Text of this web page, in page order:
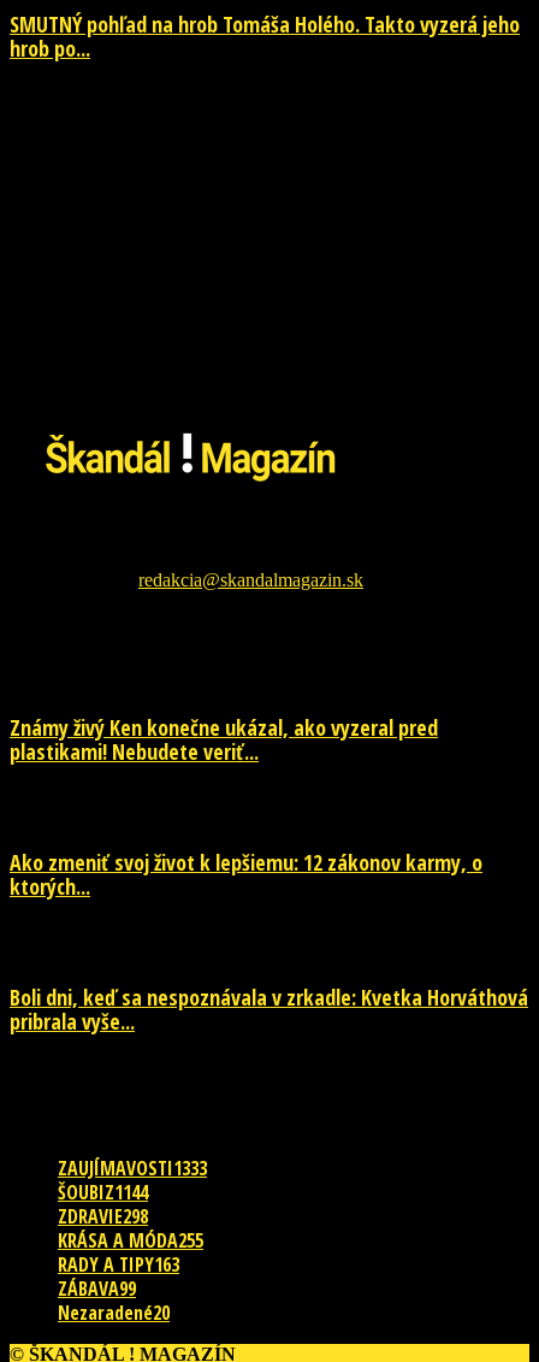
SMUTNÝ pohľad na hrob Tomáša Holého. Takto vyzerá jeho
hrob po...
redakcia@skandalmagazin.sk
Známy živý Ken konečne ukázal, ako vyzeral pred
plastikami! Nebudete veriť...
Ako zmeniť svoj život k lepšiemu: 12 zákonov karmy, o
ktorých...
Boli dni, keď sa nespoznávala v zrkadle: Kvetka Horváthová
pribrala vyše...
ZAUJÍMAVOSTI1333
ŠOUBIZ1144
ZDRAVIE298
KRÁSA A MÓDA255
RADY A TIPY163
ZÁBAVA99
Nezaradené20
© ŠKANDÁL ! MAGAZÍN